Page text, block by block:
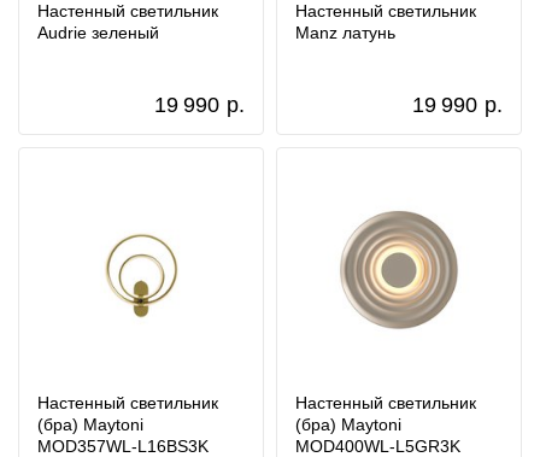
Настенный светильник
Audrie зеленый
19 990 р.
Настенный светильник
Manz латунь
19 990 р.
Настенный светильник
(бра) Maytoni
MOD357WL-L16BS3K
Настенный светильник
(бра) Maytoni
MOD400WL-L5GR3K